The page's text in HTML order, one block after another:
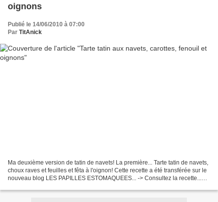
oignons
Publié le 14/06/2010 à 07:00
Par TitAnick
Ma deuxième version de tatin de navets! La première... Tarte tatin de navets,
choux raves et feuilles et fêta à l'oignon! Cette recette a été transférée sur le
nouveau blog LES PAPILLES ESTOMAQUEES... -> Consultez la recette...